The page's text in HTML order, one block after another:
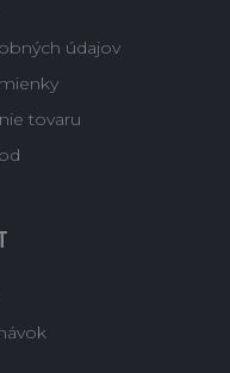
údajov
tovaru